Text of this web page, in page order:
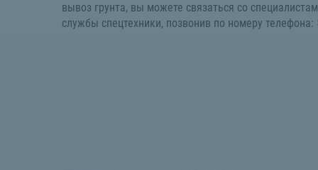
вывоз грунта, вы можете связаться со
службы спецтехники, позвонив по номеру телефона: